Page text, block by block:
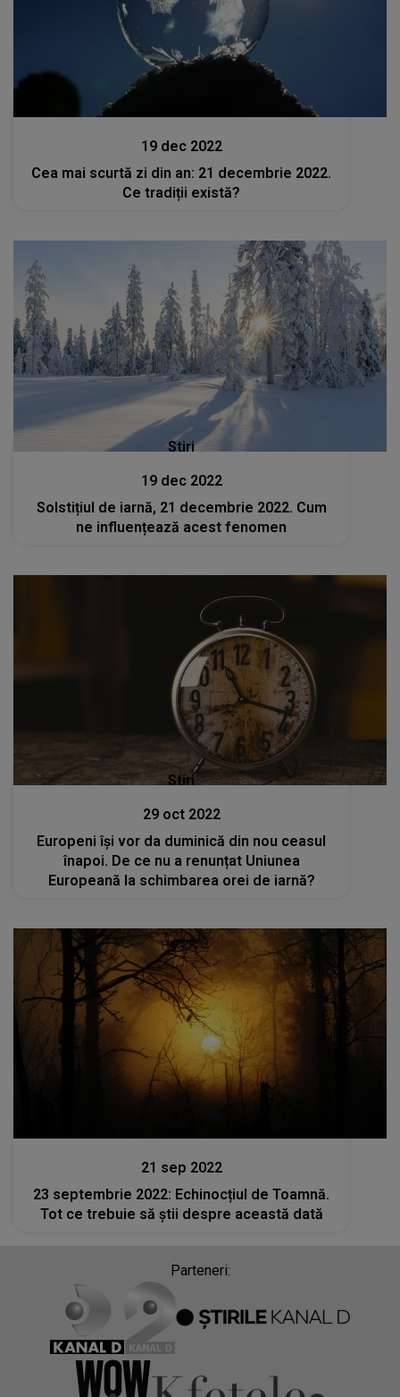
19 dec 2022
Cea mai scurtă zi din an: 21 decembrie 2022.
Ce tradiții există?
Stiri
19 dec 2022
Solstițiul de iarnă, 21 decembrie 2022. Cum
ne influențează acest fenomen
Stiri
29 oct 2022
Europeni își vor da duminică din nou ceasul
înapoi. De ce nu a renunțat Uniunea
Europeană la schimbarea orei de iarnă?
21 sep 2022
23 septembrie 2022: Echinocțiul de Toamnă.
Tot ce trebuie să știi despre această dată
Parteneri: